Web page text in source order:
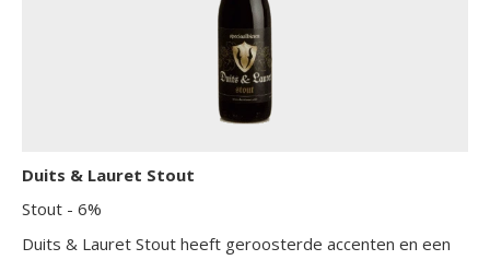
Duits & Lauret Stout
Stout - 6%
Duits & Lauret Stout heeft geroosterde accenten en een